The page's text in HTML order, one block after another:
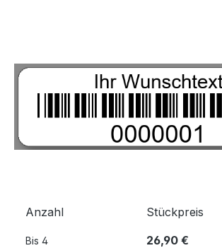
Anzahl Stückpreis
Bis 4 26,90 €